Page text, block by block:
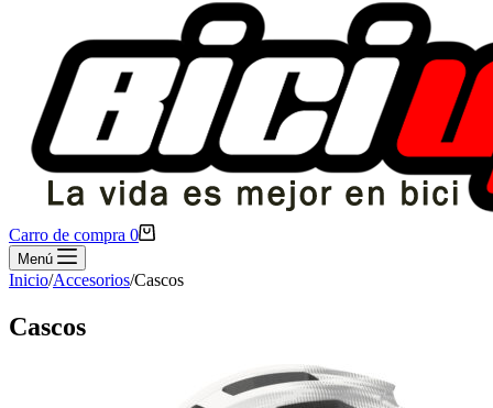
Carro de compra 0
Menú
Inicio/Accesorios/Cascos
Cascos